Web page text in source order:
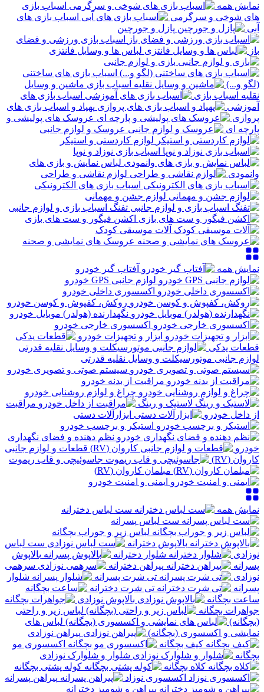
نمایش همه
اسباب بازی
های شوخی و سرگرمی
اسباب بازی های
آبی
پازل و جورچین
اسباب بازی ورزشی و فضای
باز
لباس ها و وسایل فانتزی
بازی و لوازم جانبی
اسباب بازی های ساختنی
(لگو و...)
ماشین و وسایل
نقلیه اسباب بازی
اسباب بازی های
آموزشی
پهپاد و اسباب بازی های
پروازی
عروسک های پولیشی و
پارچه ای
عروسک و لوازم جانبی
لوازم کاردستی و استیکر
اسباب بازی نوزاد و نوپا
لباس نمایش و بازی های
وانمودی
لوازم نقاشی و طراحی
اسباب بازی های الکترونیکی
لوازم جشن و مهمانی
تفنگ اسباب بازی و لوازم جانبی
اکشن فیگور و ست های بازی
آلات موسیقی کودک
عروسک های نمایشی و صحنه
نمایش همه
آفتاب گیر خودرو
لوازم جانبی GPS خودرو
اکسسوری داخلی خودرو
روکش، کفپوش و کوسن خودرو
نگهدارنده (هولدر) موبایل خودرو
اکسسوری خارجی خودرو
ابزار و تجهیزات خودرو
قطعات یدکی
لوازم جانبی موتورسیکلت و وسایل نقلیه قدرتی
سیستم صوتی و تصویری خودرو
مراقبت از بدنه خودرو
چراغ و لوازم روشنایی خودرو
لاستیک و رینگ
مراقبت
از داخل خودرو
ابزارآلات دستی
استیکر و برچسب خودرو
نظم دهنده و فضای نگهداری
خودرو
قطعات و لوازم جانبی
کاروان (RV)
جاسوئیچی و قاب ریموت
مبلمان کاروان (RV)
ایمنی و امنیت خودرو
نمایش همه
ست لباس دخترانه
ست لباس پسرانه
لباس زیر و جوراب بچگانه
بالاپوش دخترانه
ست لباس
نوزادی
شلوار دخترانه
بالاپوش
پسرانه
پیراهن دخترانه
سرهمی
نوزادی
تی شرت پسرانه
شلوار
پسرانه
تی شرت دخترانه
ساعت بچگانه
بالاپوش نوزادی
جواهرات بچگانه
لباس زیر و راحتی
(بچگانه)
لباس های
نمایشی و اکسسوری (بچگانه)
پیراهن نوزادی
کیف بچگانه
اکسسوری مو
بچگانه
شلوار و شلوارک نوزادی
کلاه بچگانه
کوله پشتی بچگانه
اکسسوری نوزاد
پیراهن پسرانه
پیراهن و شومیز دخترانه